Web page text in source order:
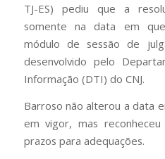
TJ-ES) pediu que a
somente na data em
módulo de sessão de
desenvolvido pelo
Informação (DTI) do CNJ.
Barroso não alterou a data
em vigor, mas
prazos para adequações.